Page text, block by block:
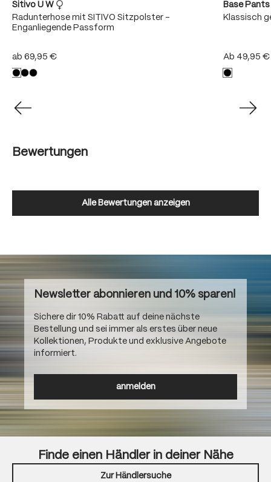
Sitivo U W
Radunterhose mit SITIVO Sitzpolster -
Enganliegende Passform
ab 69,95 €
Base
Klassisch
Ab 49,95 €
Bewertungen
Alle Bewertungen anzeigen
Newsletter abonnieren und 10% sparen!
Sichere dir 10% Rabatt auf deine nächste
Bestellung und sei immer als erstes über neue
Kollektionen, Produkte und exklusive Angebote
informiert.
anmelden
Finde einen Händler in deiner Nähe
Zur Händlersuche